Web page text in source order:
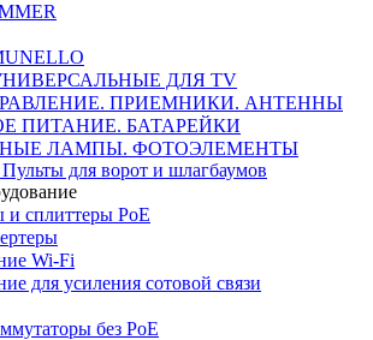
ДЛЯ TV
ПРИЕМНИКИ. АНТЕННЫ
ПИТАНИЕ. БАТАРЕЙКИ
ЛАМПЫ. ФОТОЭЛЕМЕНТЫ
Пульты для ворот и шлагбаумов
сплиттеры РоЕ
Wi-Fi
для усиления сотовой связи
без РоЕ